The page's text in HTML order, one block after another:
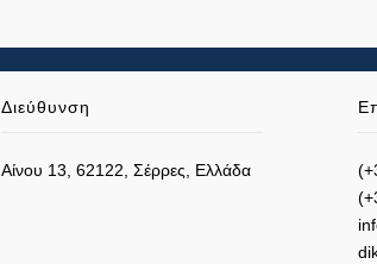
Διεύθυνση
Αίνου 13, 62122, Σέρρες, Ελλάδα